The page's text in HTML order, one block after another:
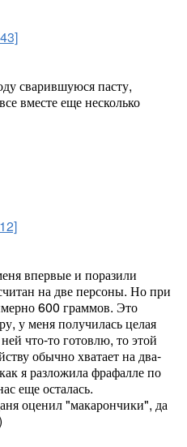
сварившуюся пасту,
вместе еще несколько
впервые и поразили
на две персоны. Но при
600 граммов. Это
у меня получилась целая
что-то готовлю, то этой
обычно хватает на два-
я разложила фрафалле по
еще осталась.
оценил "макарончики", да